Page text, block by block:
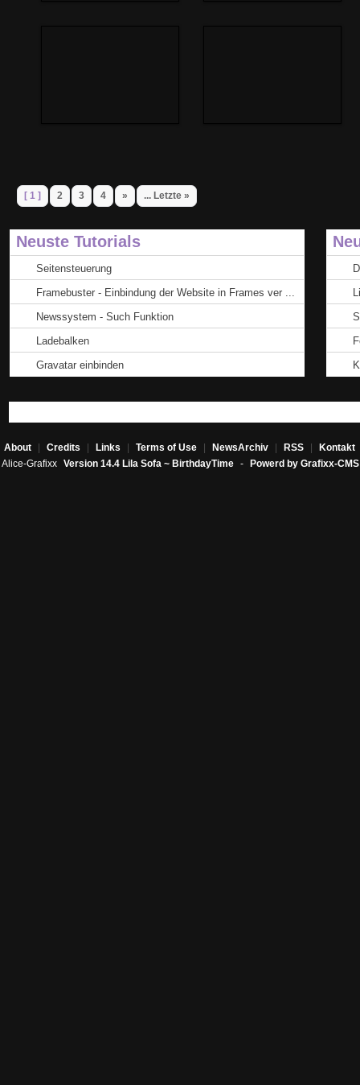
[ 1 ] 2 3 4 » ... Letzte »
Neuste Tutorials
Seitensteuerung
Framebuster - Einbindung der Website in Frames ver ...
Newssystem - Such Funktion
Ladebalken
Gravatar einbinden
About Credits Links Terms of Use NewsArchiv RSS Kontakt
Alice-Grafixx Version 14.4 Lila Sofa ~ BirthdayTime - Powerd by Grafixx-CMS